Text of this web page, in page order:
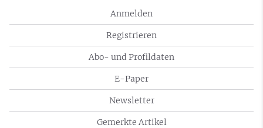
Anmelden
Registrieren
Abo- und Profildaten
E-Paper
Newsletter
Gemerkte Artikel